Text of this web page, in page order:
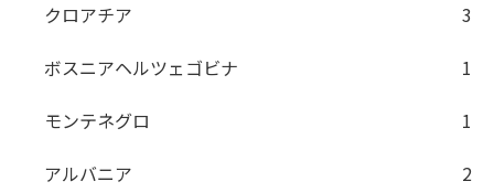
クロアチア
3
ボスニアヘルツェゴビナ
1
モンテネグロ
1
アルバニア
2